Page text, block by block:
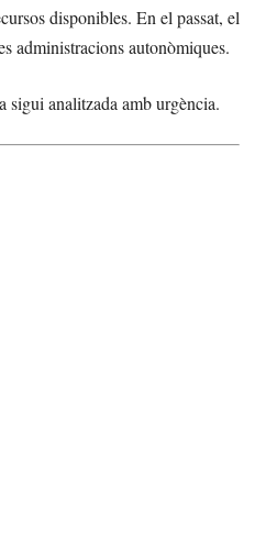
disponibles. En el passat, el
administracions autonòmiques.
sigui analitzada amb urgència.